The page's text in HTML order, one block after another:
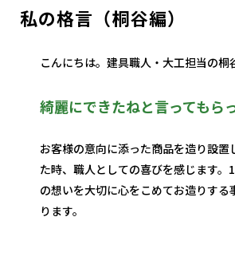
私の格言（桐谷編）
こんにちは。建具職人・大工担当の桐
綺麗にできたねと言ってもら
お客様の意向に添った商品を造り設置
た時、職人としての喜びを感じます。
の想いを大切に心をこめてお造りする
ります。